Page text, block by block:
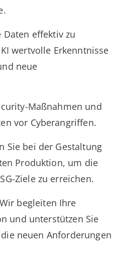
effektiv zu
wertvolle Erkenntnisse
neue
Maßnahmen und
vor Cyberangriffen.
Sie bei der Gestaltung
Produktion, um die
Ziele zu erreichen.
Wir begleiten Ihre
und unterstützen Sie
neuen Anforderungen